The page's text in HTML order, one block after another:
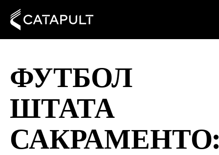
ФУТБОЛ
ШТАТА
САКРАМЕНТО: